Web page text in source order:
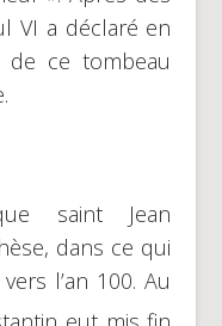
VI a déclaré en
ce tombeau
saint Jean
dans ce qui
l’an 100. Au